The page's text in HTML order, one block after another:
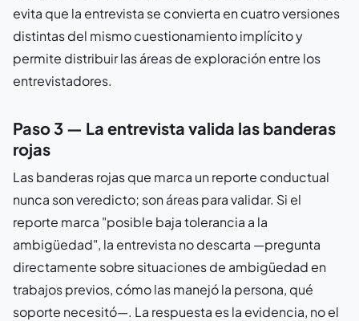
evita que la entrevista se convierta en cuatro versiones
distintas del mismo cuestionamiento implícito y
permite distribuir las áreas de exploración entre los
entrevistadores.
Paso 3 — La entrevista valida las banderas
rojas
Las banderas rojas que marca un reporte conductual
nunca son veredicto; son áreas para validar. Si el
reporte marca "posible baja tolerancia a la
ambigüedad", la entrevista no descarta —pregunta
directamente sobre situaciones de ambigüedad en
trabajos previos, cómo las manejó la persona, qué
soporte necesitó—. La respuesta es la evidencia, no el